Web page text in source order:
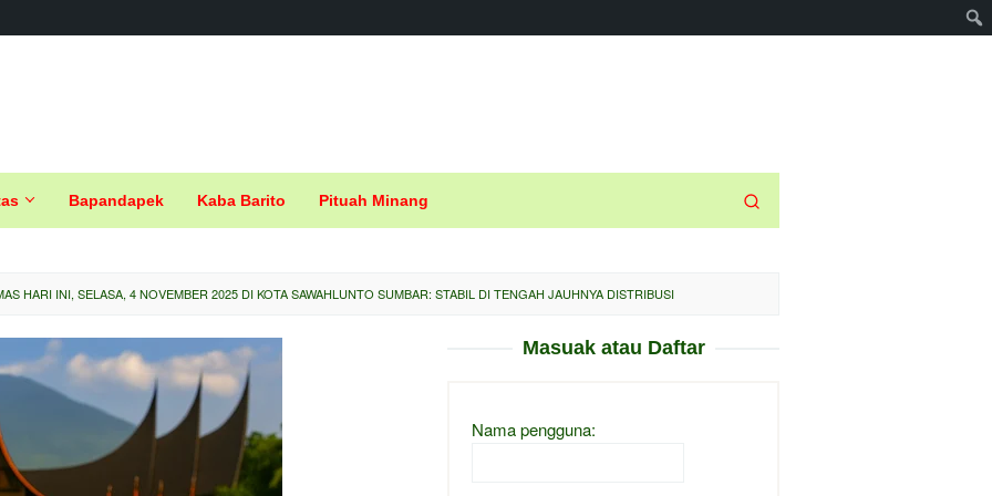
Bapandapek Kaba Barito Pituah Minang
HARI INI, SELASA, 4 NOVEMBER 2025 DI KOTA SAWAHLUNTO SUMBAR: STABIL DI TENGAH JAUHNYA DISTRIBUSI
Masuak atau Daftar
Nama pengguna: